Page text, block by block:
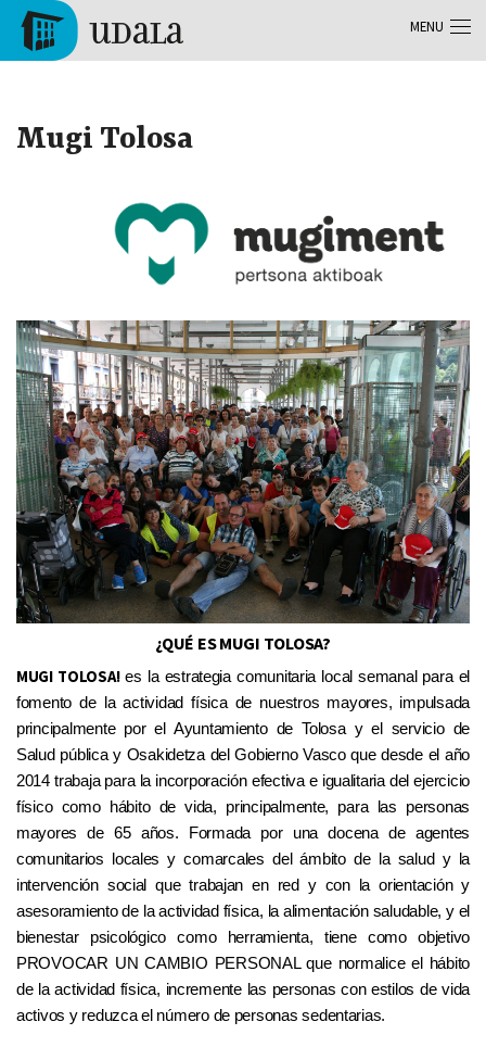
Skip to main content
Mugi Tolosa
¿QUÉ ES MUGI TOLOSA?
MUGI TOLOSA!es la estrategia comunitaria localsemanal para el
fomento de la actividad física de nuestros mayores, impulsada
principalmente por el Ayuntamiento deTolosa y el servicio de
Salud pública y Osakidetza del Gobierno Vasco quedesde el año
2014 trabajapara la incorporación efectiva e igualitaria del ejercicio
físico como hábito de vida, principalmente,
para las personas
mayores de 65 años. Formada por una docena de agentes
comunitarios locales y comarcales del ámbito de la salud y la
intervención social que trabajan en red y con la orientación y
asesoramiento de la actividad física, la alimentación saludable, y el
bienestar psicológico como herramienta, tiene como objetivo
PROVOCAR UN CAMBIO PERSONAL que normalice el hábito
de la actividad física, incremente las personas con estilos de vida
activos y reduzca el número de personas sedentarias.
MENU